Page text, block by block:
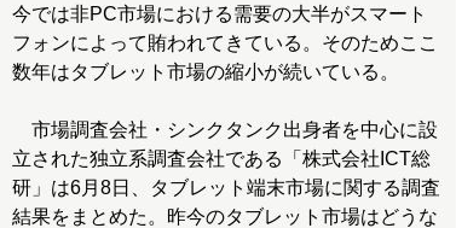
今では非PC市場における需要の大半がスマート
フォンによって賄われてきている。そのためここ
数年はタブレット市場の縮小が続いている。
市場調査会社・シンクタンク出身者を中心に設
立された独立系調査会社である「株式会社ICT総
研」は6月8日、タブレット端末市場に関する調査
結果をまとめた。昨今のタブレット市場はどうな